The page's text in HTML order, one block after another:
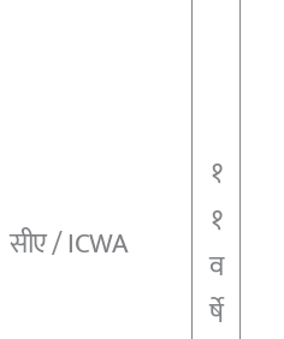
सीए / ICWA
१
१
व
र्षे